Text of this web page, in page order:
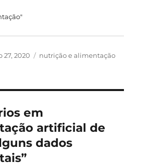
27, 2020 Categorias
nutrição e alimentação
em
artificial de
dados